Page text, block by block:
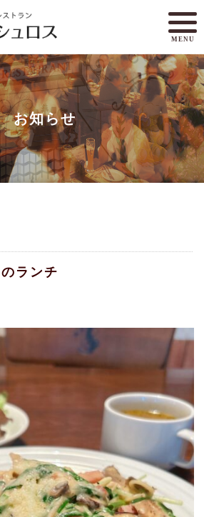
MENU
メニュー
ランチ
アクセスマップ
ン・シュロスとは
ラインショップ
お知らせ
ランチ